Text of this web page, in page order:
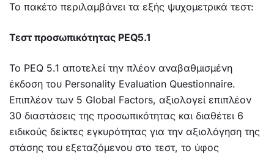
Το πακέτο περιλαμβάνει τα εξής ψυχομετρικά τεστ:
Τεστ προσωπικότητας PEQ5.1
Το PEQ 5.1 αποτελεί την πλέον αναβαθμισμένη
έκδοση του Personality Evaluation Questionnaire.
Επιπλέον των 5 Global Factors, αξιολογεί επιπλέον
30 διαστάσεις της προσωπικότητας και διαθέτει 6
ειδικούς δείκτες εγκυρότητας για την αξιολόγηση της
στάσης του εξεταζόμενου στο τεστ, το ύφος